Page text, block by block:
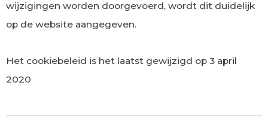
wijzigingen worden doorgevoerd, wordt dit duidelijk
op de website aangegeven.
Het cookiebeleid is het laatst gewijzigd op 3 april
2020